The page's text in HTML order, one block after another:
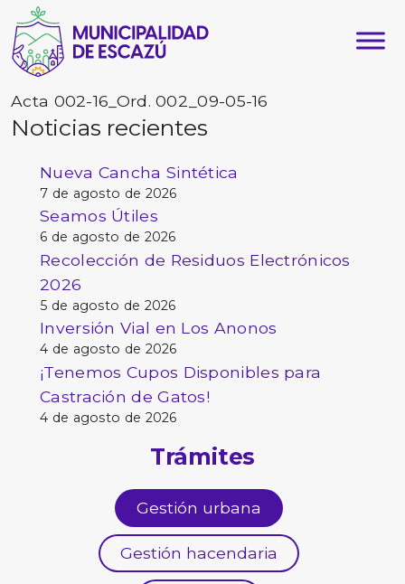
Acta 002-16_Ord. 002_09-05-16
Noticias recientes
Nueva Cancha Sintética
7 de agosto de 2026
Seamos Útiles
6 de agosto de 2026
Recolección de Residuos Electrónicos
2026
5 de agosto de 2026
Inversión Vial en Los Anonos
4 de agosto de 2026
¡Tenemos Cupos Disponibles para
Castración de Gatos!
4 de agosto de 2026
Trámites
Gestión urbana
Gestión hacendaria